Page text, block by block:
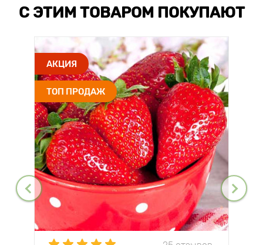
С ЭТИМ ТОВАРОМ ПОКУПАЮТ
АКЦИЯ
ТОП ПРОДАЖ